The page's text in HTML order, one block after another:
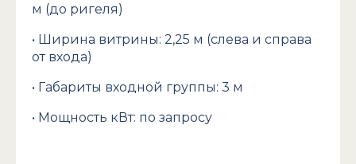
м (до ригеля)
• Ширина витрины: 2,25 м (слева и справа
от входа)
• Габариты входной группы: 3 м
• Мощность кВт: по запросу